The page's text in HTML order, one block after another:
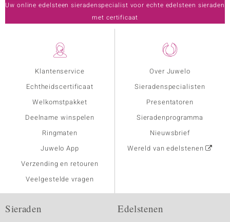
Klantenservice
Echtheidscertificaat
Welkomstpakket
Deelname winspelen
Ringmaten
Juwelo App
Verzending en retouren
Veelgestelde vragen
Over Juwelo
Sieradenspecialisten
Presentatoren
Sieradenprogramma
Nieuwsbrief
Wereld van edelstenen
Uw online edelsteen sieradenspecialist voor echte edelsteen sieraden
met certificaat
Sieraden Edelstenen